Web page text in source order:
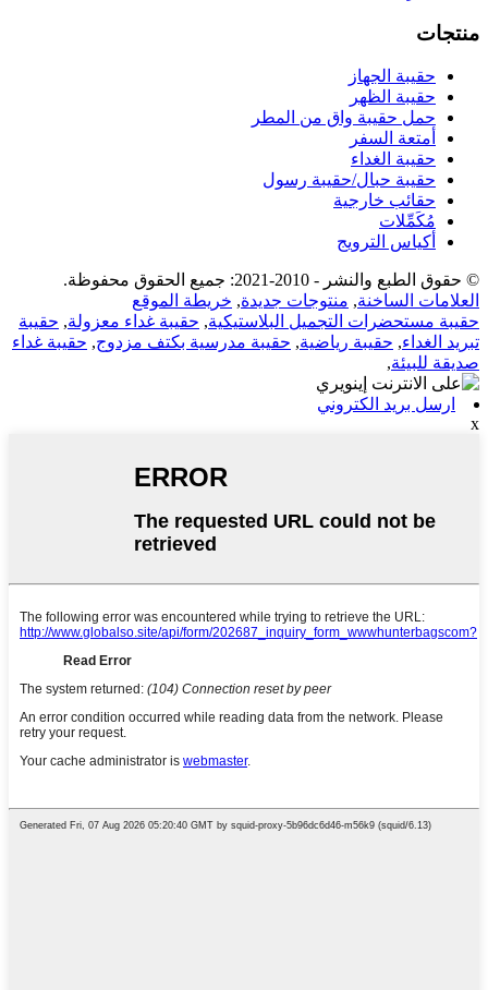
منتجات
حقيبة الجهاز
حقيبة الظهر
حمل حقيبة واق من المطر
أمتعة السفر
حقيبة الغداء
حقيبة حبال/حقيبة رسول
حقائب خارجية
مُكَمِّلات
أكياس الترويج
© حقوق الطبع والنشر - 2010-2021: جميع الحقوق محفوظة.
العلامات الساخنة, منتوجات جديدة, خريطة الموقع
حقيبة مستحضرات التجميل البلاستيكية, حقيبة غداء معزولة, حقيبة
تبريد الغداء, حقيبة رياضية, حقيبة مدرسية بكتف مزدوج, حقيبة غداء
صديقة للبيئة,
ارسل بريد الكتروني
x